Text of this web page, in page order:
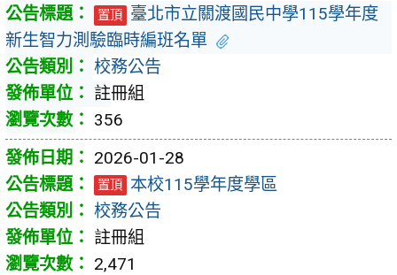
置頂 臺北市立關渡國民中學115學年度
新生智力測驗臨時編班名單
校務公告
註冊組
356
2026-01-28
置頂 本校115學年度學區
校務公告
註冊組
2,471